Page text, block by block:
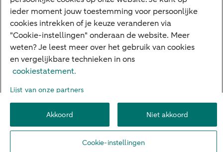
Ondernemen en overdracht
Bijdragen betere wereld
Over ABN AMRO
Toegankelijkheid
PrivacyDisclaimerCookie-instellingen
© 2026 ABN AMRO
ieder moment jouw toestemming voor persoonlijke
cookies intrekken of je keuze veranderen via
"Cookie-instellingen" onderaan de website. Meer
weten? Je leest meer over het gebruik van cookies
en vergelijkbare technieken in ons
cookiestatement.
Lijst van onze partners
Akkoord Niet akkoord
Cookie-instellingen